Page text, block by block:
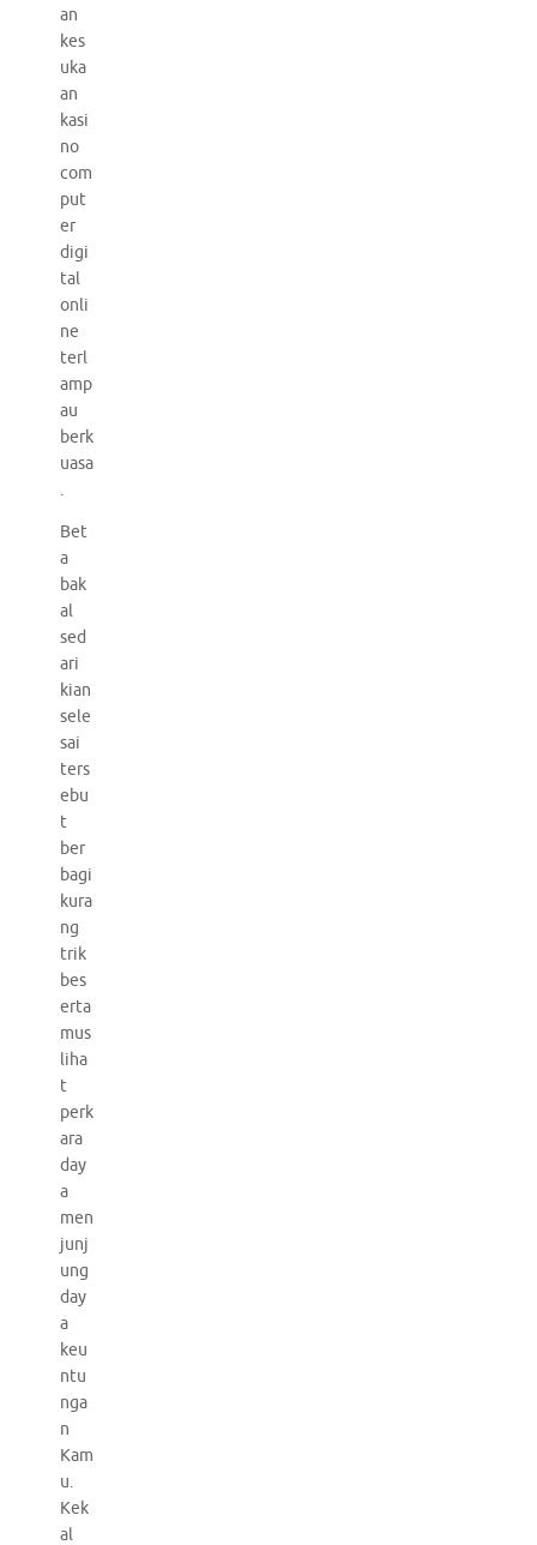
an
kes
uka
an
kasi
no
com
put
er
digi
tal
onli
ne
terl
amp
au
berk
uasa
.
Bet
a
bak
al
sed
ari
kian
sele
sai
ters
ebu
t
ber
bagi
kura
ng
trik
bes
erta
mus
liha
t
perk
ara
day
a
men
junj
ung
day
a
keu
ntu
nga
n
Kam
u.
Kek
al